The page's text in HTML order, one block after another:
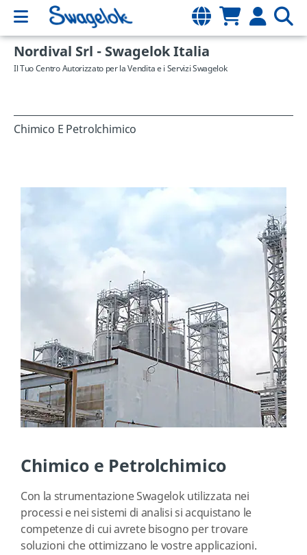
Nordival Srl - Swagelok Italia
Il Tuo Centro Autorizzato per la Vendita e i Servizi Swagelok
Chimico E Petrolchimico
Chimico e Petrolchimico
Con la strumentazione Swagelok utilizzata nei
processi e nei sistemi di analisi si acquistano le
competenze di cui avrete bisogno per trovare
soluzioni che ottimizzano le vostre applicazioni.